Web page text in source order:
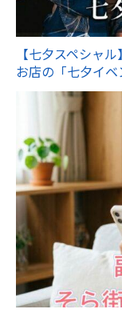
【七夕スペシャ
お店の「七夕イ